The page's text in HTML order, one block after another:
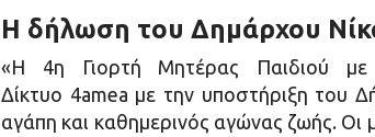
Η δήλωση του Δημάρχου
«Η 4η Γιορτή Μητέρας Παιδιού με
Δίκτυο 4amea με την υποστήριξη του
αγάπη και καθημερινός αγώνας ζωής.